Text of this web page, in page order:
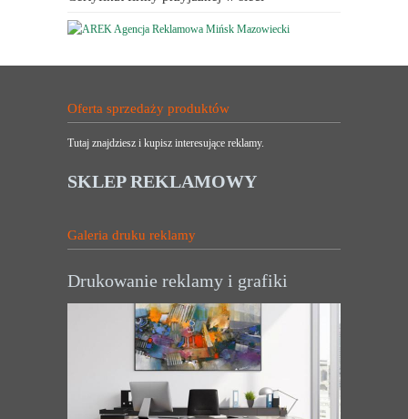
Oferta sprzedaży produktów
Tutaj znajdziesz i kupisz interesujące reklamy.
SKLEP REKLAMOWY
Galeria druku reklamy
Drukowanie reklamy i grafiki